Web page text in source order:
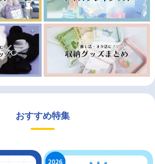
おすすめ特集